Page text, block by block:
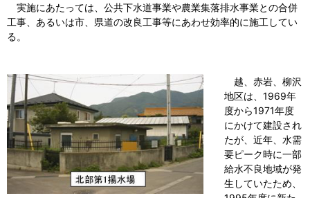
実施にあたっては、公共下水道事業や農業集落排水事業との合併
工事、あるいは市、県道の改良工事等にあわせ効率的に施工してい
る。
越、赤岩、柳沢
地区は、1969年
度から1971年度
にかけて建設され
たが、近年、水需
要ピーク時に一部
給水不良地域が発
生していたため、